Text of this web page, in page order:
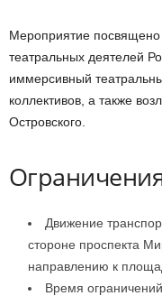
Мероприятие
театральных деятелей
иммерсивный
коллективов, а также
Островского.
Движение
стороне проспекта
направлению к
Время